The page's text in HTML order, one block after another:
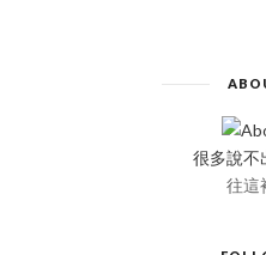
很多說不
往這